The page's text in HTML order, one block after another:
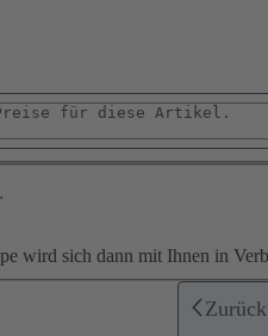
wird sich dann mit Ihnen in
Zurück